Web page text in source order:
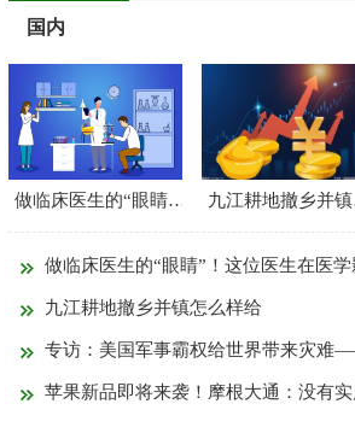
国内
做临床医生的“眼睛”！这位医生在医学影像中搜寻“希望之光”
做临床医生的“眼睛”！这位医生在医
九江耕地撤乡并镇怎么样给
专访：美国军事霸权给世界带来灾难——访俄罗斯高等经济大学欧洲与
苹果新品即将来袭！摩根大通：没有